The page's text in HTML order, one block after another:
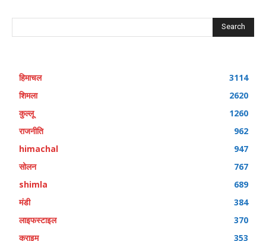
Search
हिमाचल
3114
शिमला
2620
कुल्लू
1260
राजनीति
962
himachal
947
सोलन
767
shimla
689
मंडी
384
लाइफस्टाइल
370
क्राइम
353